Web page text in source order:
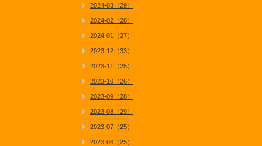
2024-03（29）
2024-02（28）
2024-01（27）
2023-12（33）
2023-11（25）
2023-10（26）
2023-09（28）
2023-08（29）
2023-07（25）
2023-06（25）